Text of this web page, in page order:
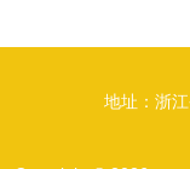
地址：浙